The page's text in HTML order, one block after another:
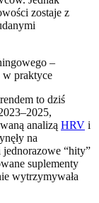
zostaje z
to dziś
analizą HRV i
na
“hity”
suplementy
wytrzymywała